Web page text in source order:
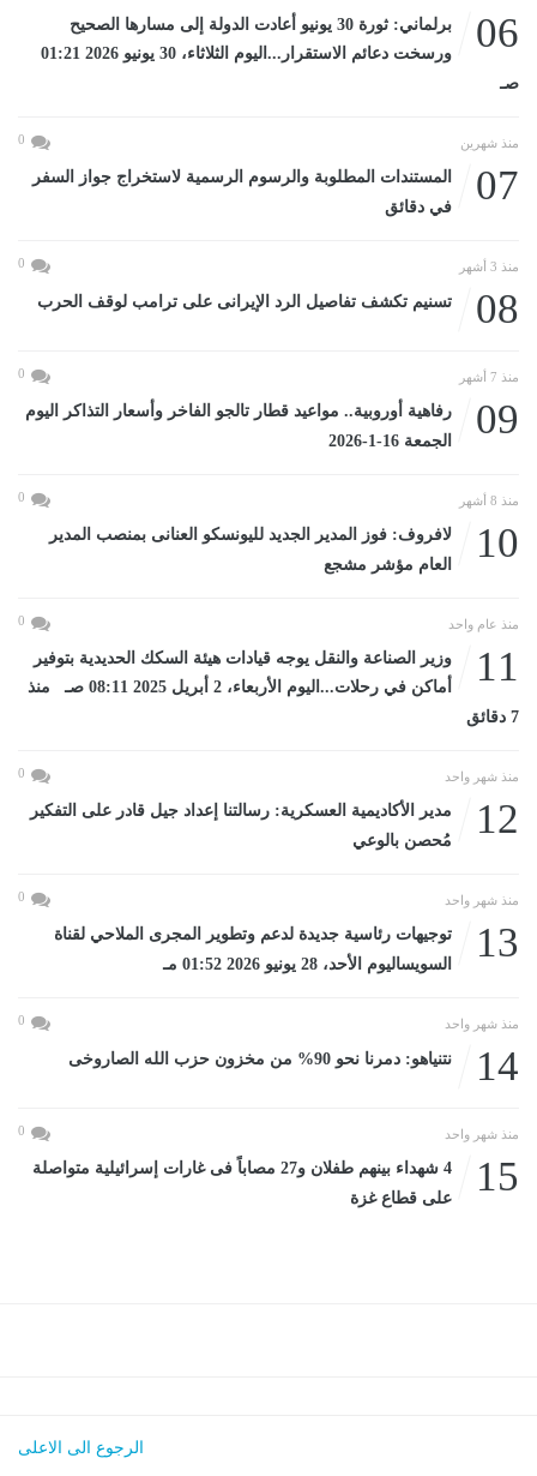
06
برلماني: ثورة 30 يونيو أعادت الدولة إلى مسارها الصحيح
ورسخت دعائم الاستقرار...اليوم الثلاثاء، 30 يونيو 2026 01:21
صـ
منذ شهرين 0
07
المستندات المطلوبة والرسوم الرسمية لاستخراج جواز السفر
في دقائق
منذ 3 أشهر 0
08 تسنيم تكشف تفاصيل الرد الإيرانى على ترامب لوقف الحرب
منذ 7 أشهر 0
09
رفاهية أوروبية.. مواعيد قطار تالجو الفاخر وأسعار التذاكر اليوم
الجمعة 16-1-2026
منذ 8 أشهر 0
10
لافروف: فوز المدير الجديد لليونسكو العنانى بمنصب المدير
العام مؤشر مشجع
منذ عام واحد 0
11
وزير الصناعة والنقل يوجه قيادات هيئة السكك الحديدية بتوفير
أماكن في رحلات...اليوم الأربعاء، 2 أبريل 2025 08:11 صـ منذ
7 دقائق
منذ شهر واحد 0
12
مدير الأكاديمية العسكرية: رسالتنا إعداد جيل قادر على التفكير
مُحصن بالوعي
منذ شهر واحد 0
13
توجيهات رئاسية جديدة لدعم وتطوير المجرى الملاحي لقناة
السويساليوم الأحد، 28 يونيو 2026 01:52 مـ
منذ شهر واحد 0
14 نتنياهو: دمرنا نحو 90% من مخزون حزب الله الصاروخى
منذ شهر واحد 0
15
4 شهداء بينهم طفلان و27 مصاباً فى غارات إسرائيلية متواصلة
على قطاع غزة
الرجوع الى الاعلى